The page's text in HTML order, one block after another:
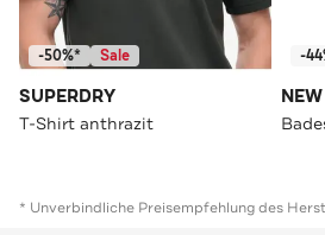
-50%* Sale
SUPERDRY
T-Shirt anthrazit
-
* Unverbindliche Preisempfehlung des